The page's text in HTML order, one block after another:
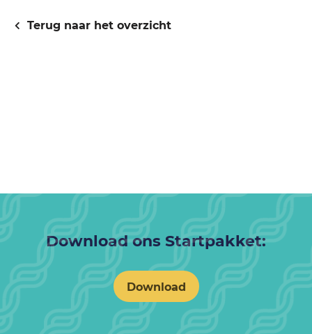
Terug naar het overzicht
Download ons Startpakket:
Download